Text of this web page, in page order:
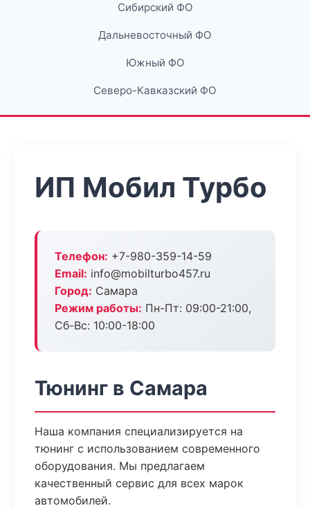
Сибирский ФО
Дальневосточный ФО
Южный ФО
Северо-Кавказский ФО
ИП Мобил Турбо
Телефон: +7-980-359-14-59
Email: info@mobilturbo457.ru
Город: Самара
Режим работы: Пн-Пт: 09:00-21:00,
Сб-Вс: 10:00-18:00
Тюнинг в Самара
Наша компания специализируется на
тюнинг с использованием современного
оборудования. Мы предлагаем
качественный сервис для всех марок
автомобилей.